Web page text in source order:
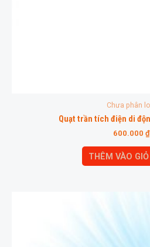
Chưa phân
Quạt trần tích điện di
600.000 ₫
THÊM VÀO